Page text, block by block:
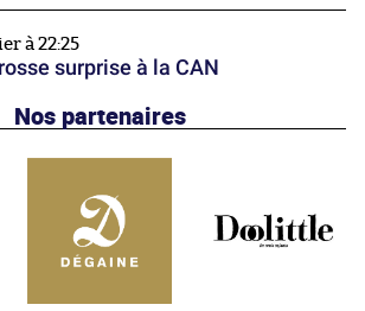
à 22:25
surprise à la CAN
Nos partenaires